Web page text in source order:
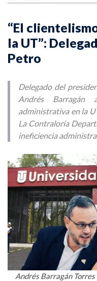
“El
la UT”:
Petro
Delegado del
Andrés Barragán
administrativa en la
La Contraloría
ineficiencia
Andrés Barragán